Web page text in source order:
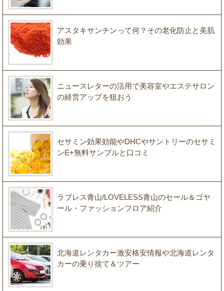
アスタキサンチンって何？その老化防止と美肌
効果
ニュースレターの活用で美容室やエステサロン
の経営アップを狙おう
セサミン効果効能やDHCやサントリーのセサミ
ンE+無料サンプルと口コミ
ラブレス青山/LOVELESS青山のセール＆ゴヤ
ール・ファッションフロア紹介
北海道レンタカー激安格安情報や北海道レンタ
カーの乗り捨て＆ツアー